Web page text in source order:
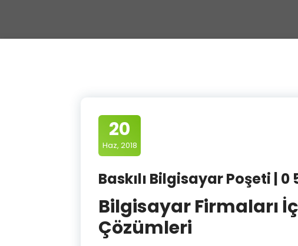
20
Haz, 2018
Baskılı Bilgisayar Poşeti | 0
Bilgisayar Firmaları
Çözümleri